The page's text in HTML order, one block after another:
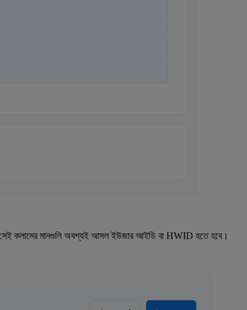
সেই কলামের মানগুলি অবশ্যই আসল ইউজার আইডি বা HWID হতে হবে।